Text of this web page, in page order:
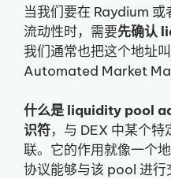
当我们要在 Raydium
流动性时，需要先确认
我们通常也把这个地址
Automated Market
什么是 liquidity pool
识符，与 DEX 中某个
联。它的作用就像一个
协议能够与该 pool 进行